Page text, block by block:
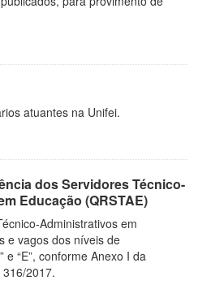
atuantes na Unifei.
dos Servidores Técnico-
Educação (QRSTAE)
Administrativos em
e vagos dos níveis de
e “E”, conforme Anexo I da
316/2017.